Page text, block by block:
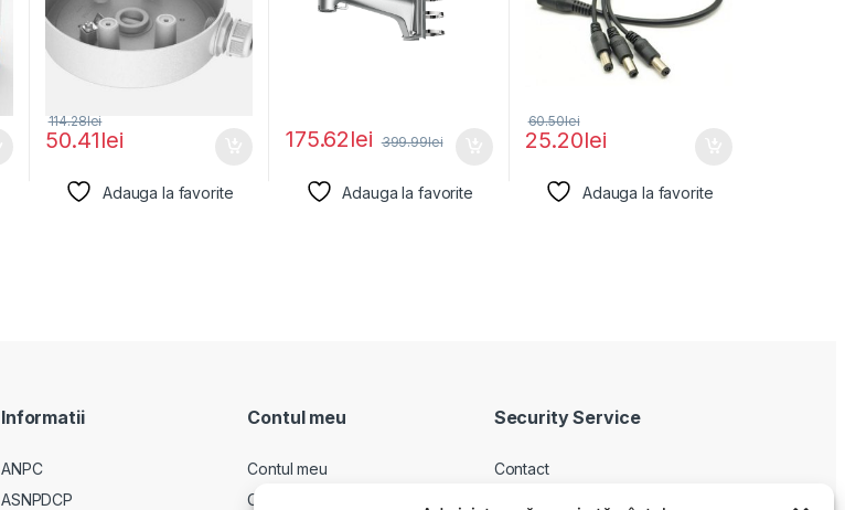
50.41lei
114.28lei
Adauga la favorite
175.62lei 399.99lei
Adauga la favorite
25.20lei
60.50lei
Adauga la favorite
Informatii
ANPC
ASNPDCP
Contul meu
Contul meu
Comenzi
Security Service
Contact